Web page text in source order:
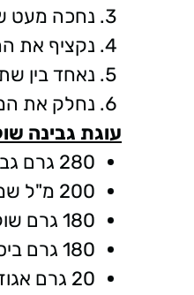
נחכה מעט
נקציף את החלבונים
נאחד בין
נחלק את המוס ל-6 כוסות ונניח
עוגת גבינה
280 גרם גבינת שמנת
200 מ"ל שמנת להקצפה
180 גרם שוקולד מומס (מריר\שוקולד לבחירתכם)
180 גרם ביסקוויטים (וניל\שוקולד)
20 גרם אגוזים קצוצים